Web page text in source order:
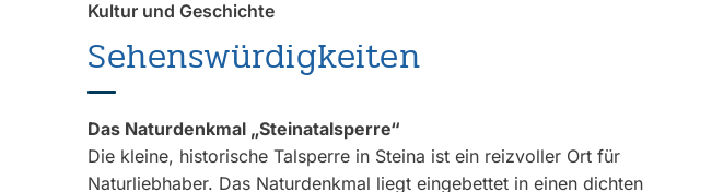
Kultur und Geschichte
Sehenswürdigkeiten
Das Naturdenkmal „Steinatalsperre“
Die kleine, historische Talsperre in Steina ist ein reizvoller Ort für
Naturliebhaber. Das Naturdenkmal liegt eingebettet in einen dichten